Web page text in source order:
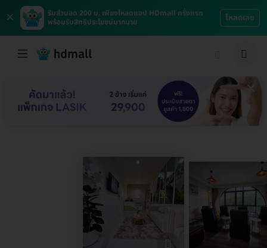
×
รับส่วนลด 200 บ. เพียงโหลดแอป HDmall ครั้งแรก
พร้อมรับสิทธิประโยชน์มากมาย
โหลดเลย